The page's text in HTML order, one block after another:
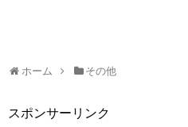
ホーム その他
スポンサーリンク